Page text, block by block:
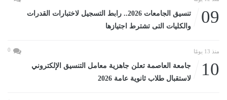
09
تنسيق الجامعات 2026.. رابط التسجيل لاختبارات القدرات
والكليات التى تشترط اجتيازها
منذ 13 يومًا 0
10
جامعة العاصمة تعلن جاهزية معامل التنسيق الإلكتروني
لاستقبال طلاب ثانوية عامة 2026